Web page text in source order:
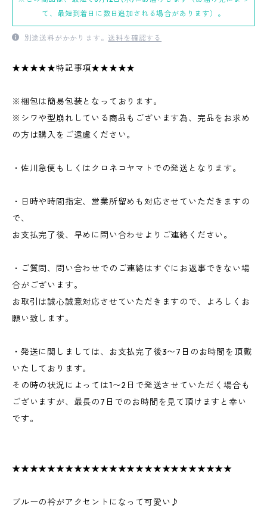
て、最短到着日に数日追加される場合があります）。
別途送料がかかります。送料を確認する
★★★★★特記事項★★★★★
※梱包は簡易包装となっております。
※シワや型崩れしている商品もございます為、完品をお求め
の方は購入をご遠慮ください。
・佐川急便もしくはクロネコヤマトでの発送となります。
・日時や時間指定、営業所留めも対応させていただきますの
で、
お支払完了後、早めに問い合わせよりご連絡ください。
・ご質問、問い合わせでのご連絡はすぐにお返事できない場
合がございます。
お取引は誠心誠意対応させていただきますので、よろしくお
願い致します。
・発送に関しましては、お支払完了後3〜7日のお時間を頂戴
いたしております。
その時の状況によっては1〜2日で発送させていただく場合も
ございますが、最長の7日でのお時間を見て頂けますと幸い
です。
★★★★★★★★★★★★★★★★★★★★★★★★★
ブルーの衿がアクセントになって可愛い♪